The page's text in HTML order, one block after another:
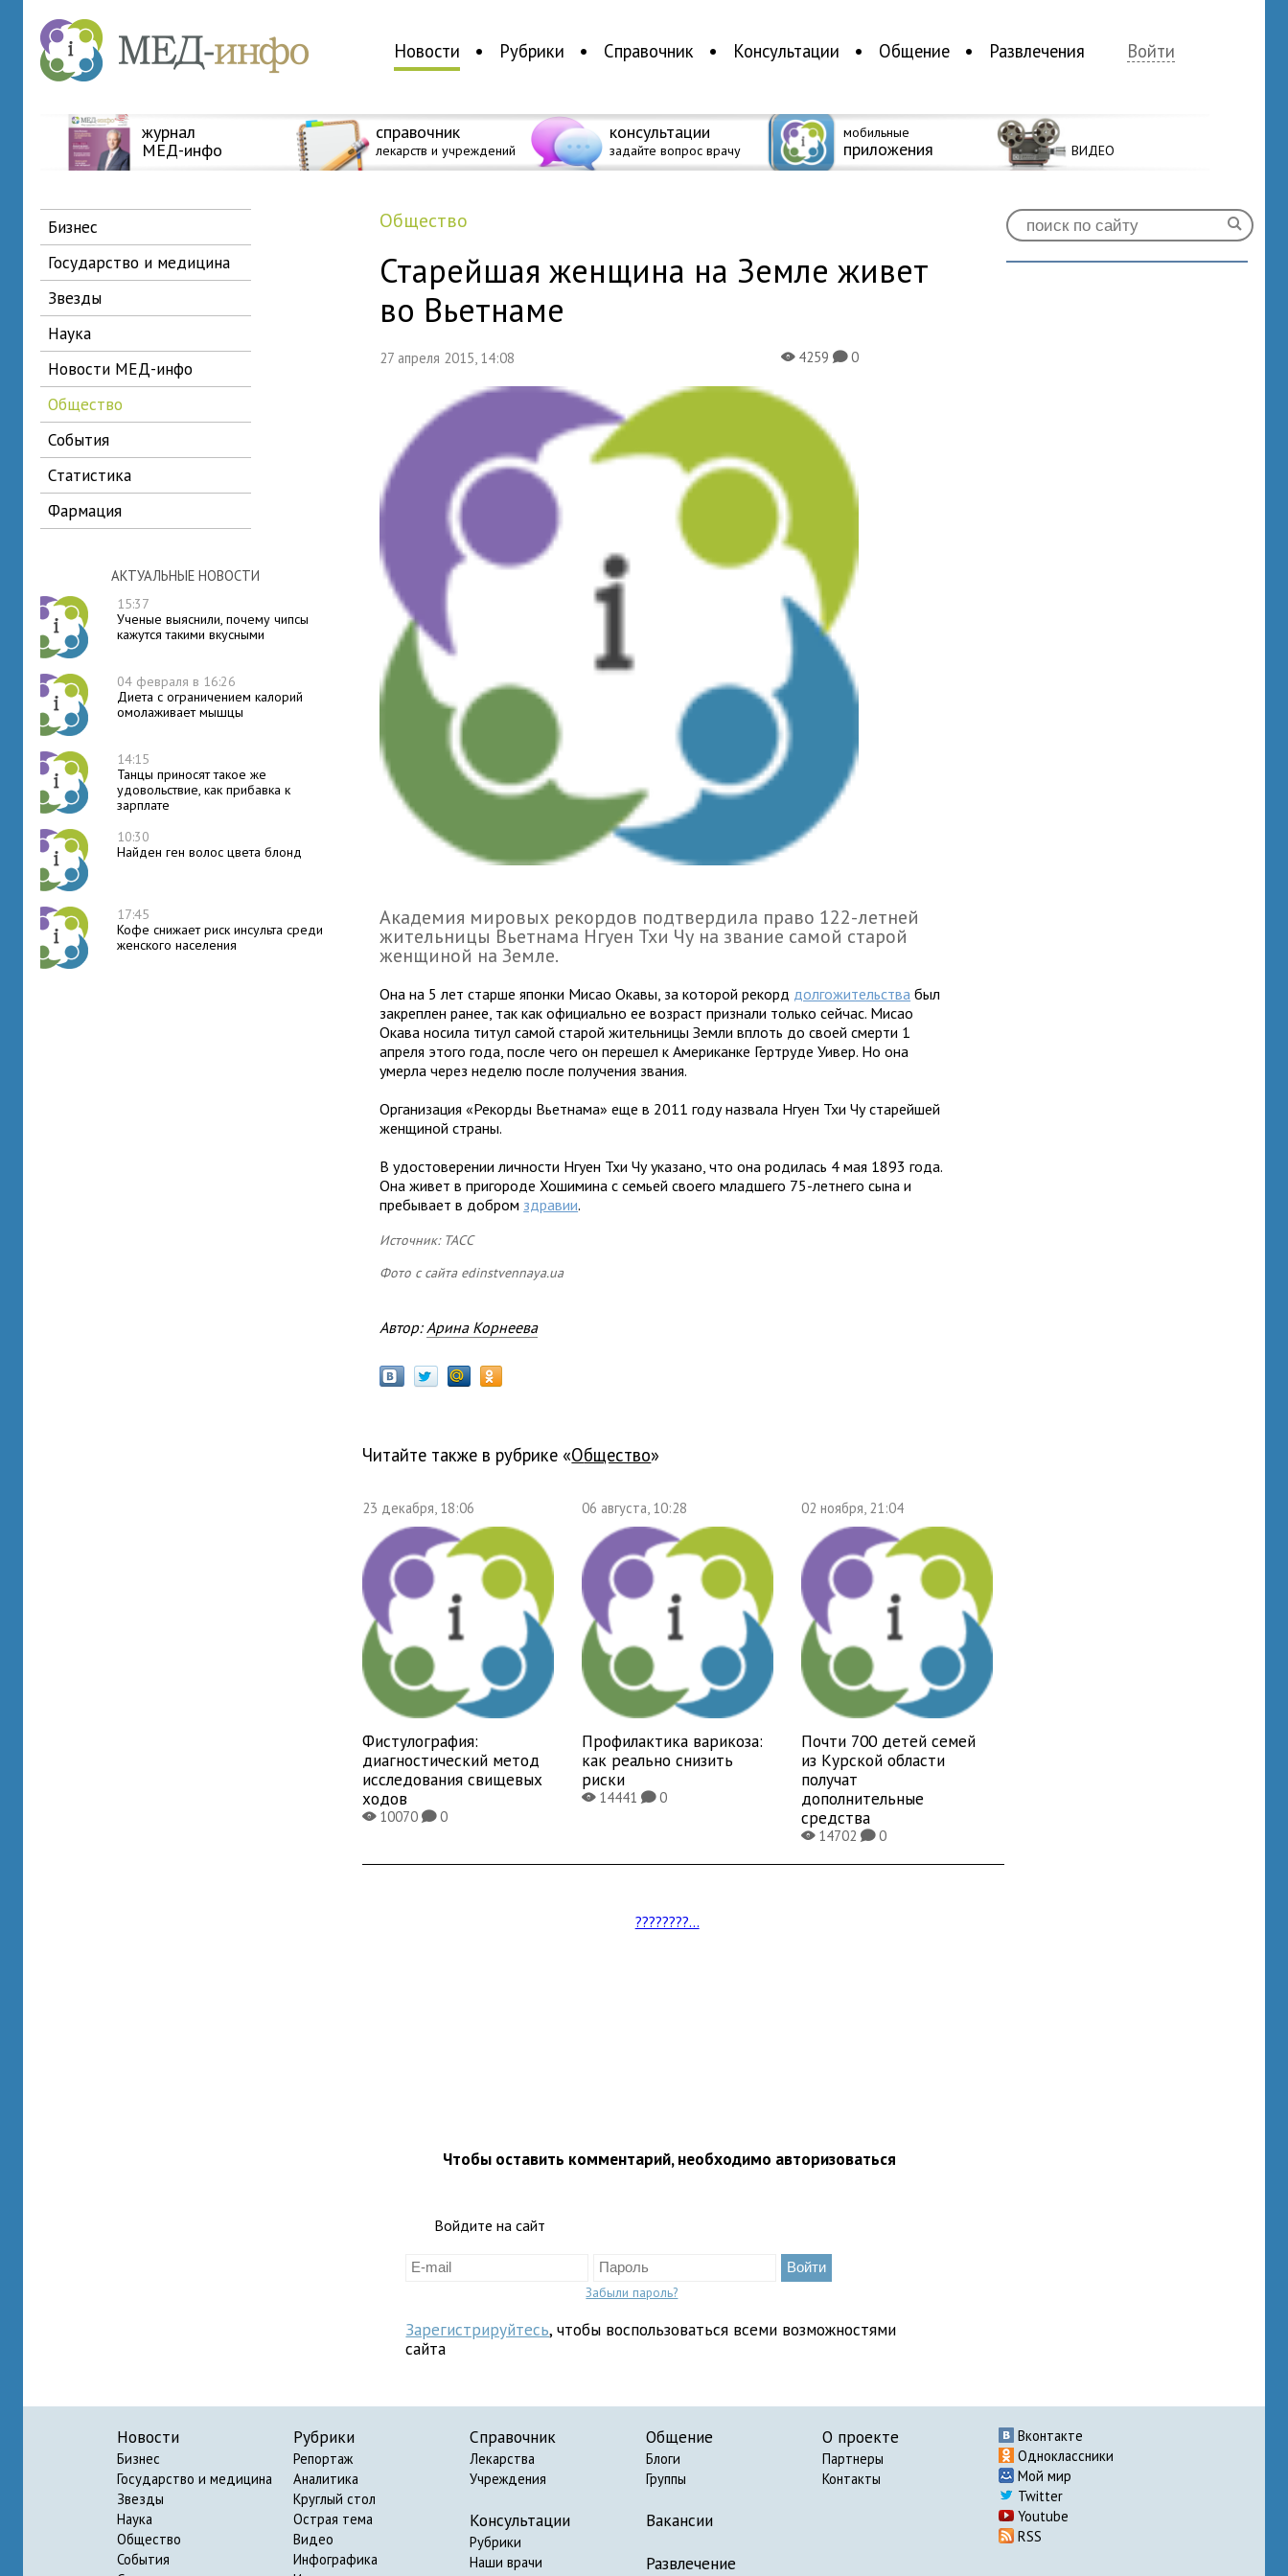
Новости Рубрики Справочник Консультации Общение Развлечения Войти
журнал
МЕД-инфо
справочник
лекарств и учреждений
консультации
задайте вопрос врачу
мобильные
приложения ВИДЕО
бизнес
государство и медицина
звезды
наука
новости МЕД-инфо
общество
события
статистика
фармация
АКТУАЛЬНЫЕ НОВОСТИ
15:37
Ученые выяснили, почему чипсы
кажутся такими вкусными
04 февраля в 16:26
Диета с ограничением калорий
омолаживает мышцы
14:15
Танцы приносят такое же
удовольствие, как прибавка к
зарплате
10:30
Найден ген волос цвета блонд
17:45
Кофе снижает риск инсульта среди
женского населения
общество
Старейшая женщина на Земле живет
во Вьетнаме
27 апреля 2015, 14:08 X4259K0
Академия мировых рекордов подтвердила право 122-летней
жительницы Вьетнама Нгуен Тхи Чу на звание самой старой
женщиной на Земле.
Она на 5 лет старше японки Мисао Окавы, за которой рекорд долгожительства был
закреплен ранее, так как официально ее возраст признали только сейчас. Мисао
Окава носила титул самой старой жительницы Земли вплоть до своей смерти 1
апреля этого года, после чего он перешел к Американке Гертруде Уивер. Но она
умерла через неделю после получения звания.
Организация «Рекорды Вьетнама» еще в 2011 году назвала Нгуен Тхи Чу старейшей
женщиной страны.
В удостоверении личности Нгуен Тхи Чу указано, что она родилась 4 мая 1893 года.
Она живет в пригороде Хошимина с семьей своего младшего 75-летнего сына и
пребывает в добром здравии.
Источник: ТАСС
Фото с сайта edinstvennaya.ua
Автор:Арина Корнеева
Читайте также в рубрике « общество»
23 декабря, 18:06
Фистулография:
диагностический метод
исследования свищевых
ходов
X10070K0
06 августа, 10:28
Профилактика варикоза:
как реально снизить
риски
X14441K0
02 ноября, 21:04
Почти 700 детей семей
из Курской области
получат
дополнительные
средства
X14702K0
????????...
Чтобы оставить комментарий, необходимо авторизоваться
Войдите на сайт
Забыли пароль?
Зарегистрируйтесь, чтобы воспользоваться всеми возможностями
сайта
Новости
Бизнес
Государство и медицина
Звезды
Наука
Общество
События
Рубрики
Репортаж
Аналитика
Круглый стол
Острая тема
Видео
Инфографика
Справочник
Лекарства
Учреждения
Консультации
Рубрики
Наши врачи
Общение
Блоги
Группы
Вакансии
Развлечение
О проекте
Партнеры
Контакты
Вконтакте
Одноклассники
Мой мир
Twitter
Youtube
RSS